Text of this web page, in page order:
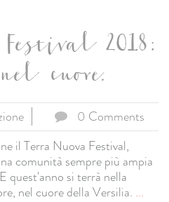
2018:
cuore.
0 Comments
il Terra Nuova Festival,
comunità sempre più ampia
quest'anno si terrà nella
nel cuore della Versilia. ...